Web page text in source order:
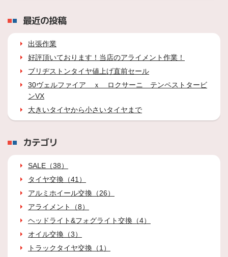
最近の投稿
出張作業
好評頂いております！当店のアライメント作業！
ブリヂストンタイヤ値上げ直前セール
30ヴェルファイア ｘ ロクサーニ テンペストタービ
ンVX
大きいタイヤから小さいタイヤまで
カテゴリ
SALE（38）
タイヤ交換（41）
アルミホイール交換（26）
アライメント（8）
ヘッドライト&フォグライト交換（4）
オイル交換（3）
トラックタイヤ交換（1）